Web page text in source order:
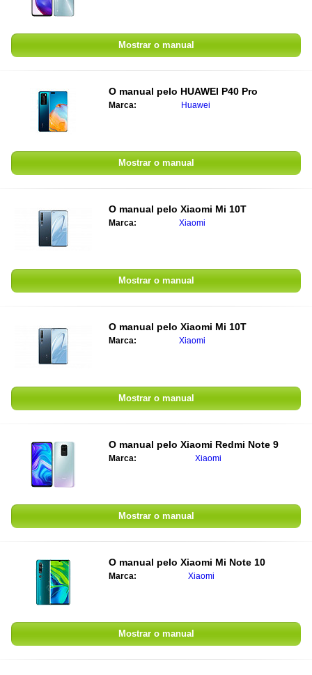
Mostrar o manual
O manual pelo HUAWEI P40 Pro
Marca: Huawei
Mostrar o manual
O manual pelo Xiaomi Mi 10T
Marca: Xiaomi
Mostrar o manual
O manual pelo Xiaomi Mi 10T
Marca: Xiaomi
Mostrar o manual
O manual pelo Xiaomi Redmi Note 9
Marca: Xiaomi
Mostrar o manual
O manual pelo Xiaomi Mi Note 10
Marca: Xiaomi
Mostrar o manual